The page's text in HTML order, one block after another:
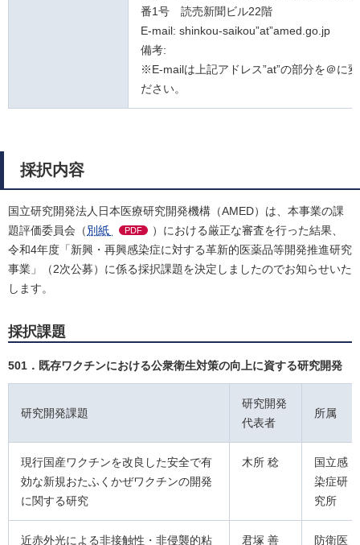
番1号 読売新聞ビル22階
E-mail: shinkou-saikou”at”amed.go.jp
備考:
※E-mailは上記アドレス”at”の部分を＠に
ださい。
採択内容
国立研究開発法人日本医療研究開発機構（AMED）は、本事業の課
題評価委員会（別紙 PDF
）における厳正な審査を行った結果、
令和4年度「新興・再興感染症に対する革新的医薬品等開発推進研究
事業」（2次公募）に係る採択課題を決定しましたのでお知らせいた
します。
採択課題
501．既存ワクチンにおける公衆衛生対策の向上に資する研究開発
研究開発課題
研究開発
代表者
所属
現行国産ワクチンを改良した安全で有
効な新規おたふくかぜワクチンの開発
に関する研究
木所 稔
国立感
染症研
究所
近赤外光による非接触性・非侵襲的粘
君塚 善
防衛医